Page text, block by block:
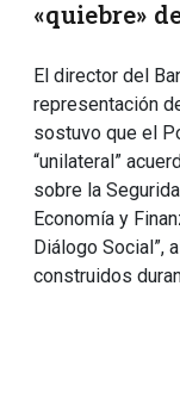
«quiebre»
El director del
representación
sostuvo que el
“unilateral”
sobre la
Economía y
Diálogo Social”,
construidos